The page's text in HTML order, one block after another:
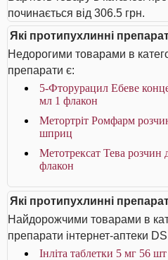
починається від 306.5 грн.
Які протипухлинні
Недорогими товарами в
препарати є:
5-Фторурацил Ебеве
мл 1 флакон
Метортріт Ромфарм
шприц
Метотрексат Тева розчин
флакон
Які протипухлинні
Найдорожчими товарами в
препарати інтернет-аптеки
Інліта таблетки 5 мг 56 шт